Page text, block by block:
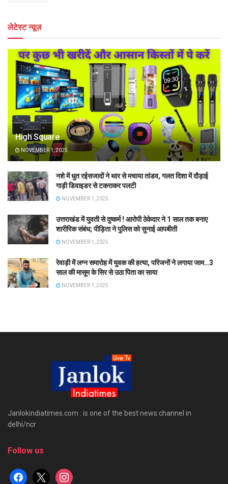
लेटेस्ट न्यूज़
High Square
NOVEMBER 1, 2025
नशे में धुत रईसजादों ने थार से मचाया तांडव, गलत दिशा में दौड़ाई
गाड़ी डिवाइडर से टकराकर पलटी
NOVEMBER 1, 2025
उत्तराखंड में युवती से दुष्कर्म ! आरोपी ठेकेदार ने 1 साल तक बनाए
शारीरिक संबंध; पीड़िता ने पुलिस को सुनाई आपबीती
NOVEMBER 1, 2025
रेवाड़ी में लग्न समारोह में युवक की हत्या, परिजनों ने लगाया जाम…3
साल की मासूम के सिर से उठा पिता का साया
NOVEMBER 1, 2025
Janlokindiatimes.com : is one of the best news channel in
delhi/ncr
Follow us
facebook
x instagram